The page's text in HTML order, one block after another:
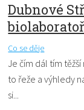
Dubnové
Co se děje
Je čím dál tím
to řeže a výhledy
si...